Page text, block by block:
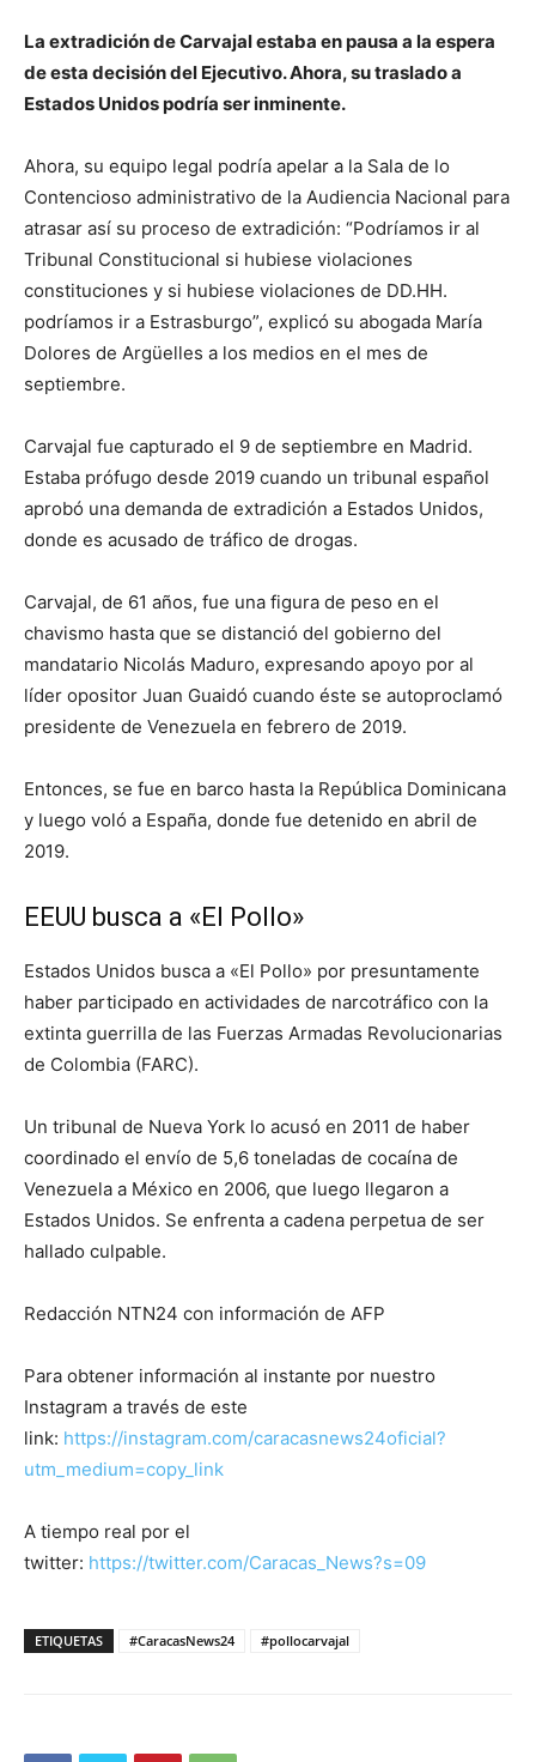
La extradición de Carvajal estaba en pausa a la espera
de esta decisión del Ejecutivo. Ahora, su traslado a
Estados Unidos podría ser inminente.
Ahora, su equipo legal podría apelar a la Sala de lo
Contencioso administrativo de la Audiencia Nacional para
atrasar así su proceso de extradición: “Podríamos ir al
Tribunal Constitucional si hubiese violaciones
constituciones y si hubiese violaciones de DD.HH.
podríamos ir a Estrasburgo”, explicó su abogada María
Dolores de Argüelles a los medios en el mes de
septiembre.
Carvajal fue capturado el 9 de septiembre en Madrid.
Estaba prófugo desde 2019 cuando un tribunal español
aprobó una demanda de extradición a Estados Unidos,
donde es acusado de tráfico de drogas.
Carvajal, de 61 años, fue una figura de peso en el
chavismo hasta que se distanció del gobierno del
mandatario Nicolás Maduro, expresando apoyo por al
líder opositor Juan Guaidó cuando éste se autoproclamó
presidente de Venezuela en febrero de 2019.
Entonces, se fue en barco hasta la República Dominicana
y luego voló a España, donde fue detenido en abril de
2019.
EEUU busca a «El Pollo»
Estados Unidos busca a «El Pollo» por presuntamente
haber participado en actividades de narcotráfico con la
extinta guerrilla de las Fuerzas Armadas Revolucionarias
de Colombia (FARC).
Un tribunal de Nueva York lo acusó en 2011 de haber
coordinado el envío de 5,6 toneladas de cocaína de
Venezuela a México en 2006, que luego llegaron a
Estados Unidos. Se enfrenta a cadena perpetua de ser
hallado culpable.
Redacción NTN24 con información de AFP
Para obtener información al instante por nuestro
Instagram a través de este
link: https://instagram.com/caracasnews24oficial?
utm_medium=copy_link
A tiempo real por el
twitter: https://twitter.com/Caracas_News?s=09
ETIQUETAS #CaracasNews24 #pollocarvajal